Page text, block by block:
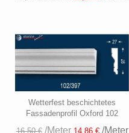
Wetterfest beschichtetes
Fassadenprofil Oxford 102
16,50 €/Meter 14,86 €/Meter